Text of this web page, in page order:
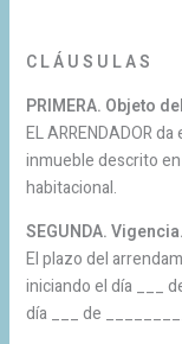
C L Á U S U L A S
PRIMERA. Objeto
EL ARRENDADOR
inmueble descrito
habitacional.
SEGUNDA. Vigencia.
El plazo del
iniciando el día ___
día ___ de